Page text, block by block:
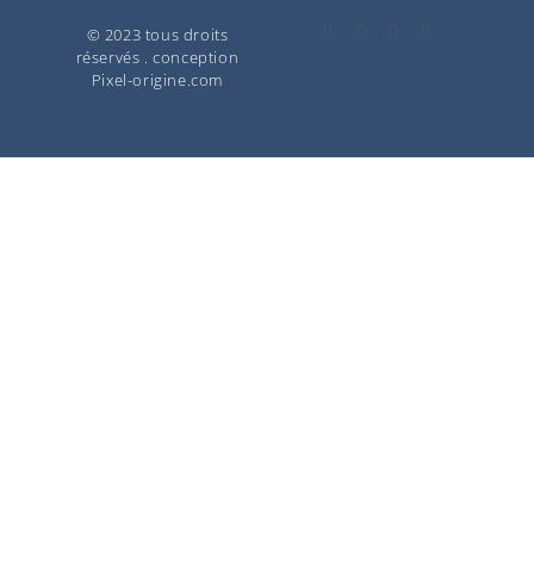
© 2023 tous droits
réservés . conception
Pixel-origine.com